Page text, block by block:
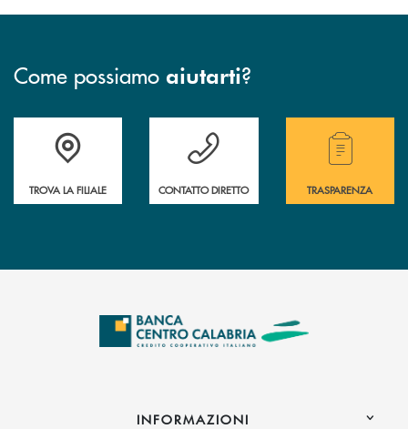
Come possiamo aiutarti?
Accedi all' elenco completo delle filiali .
TROVA LA FILIALE
Hai bisogno di assistenza immediata ?
CONTATTO DIRETTO
Hai bisogno di
TRASPARENZA
INFORMAZIONI